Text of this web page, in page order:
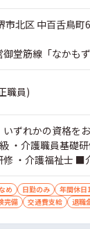
市北区 中百舌鳥町
御堂筋線「なかも
4分
職員)
ずれかの資格を
・介護職員基礎
修 ・介護福祉士 ■
め 日勤のみ 年間休日
完備 交通費支給 退職